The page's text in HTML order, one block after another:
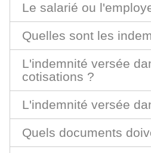
Le salarié ou
Quelles sont les
L'indemnité versée
cotisations ?
L'indemnité versée
Quels documents